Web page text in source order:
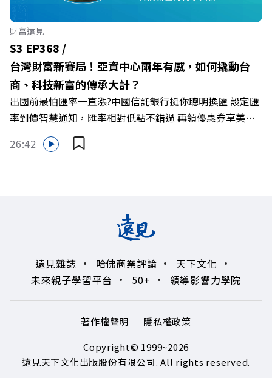
嬰留停、男同仁樂意成家！驚豔業界的「生育代理人制度」
🔺最有人情味的文化橋梁！從社會創新到經典「日本展」的
共好實踐 主持人／遠見雜誌副社長兼遠見智庫總編輯 李建
興 與談人／遠東SOGO百貨董事長 黃晴雯 +++++ 🫧清除腦
袋的盲點，也順手理清生活的雜亂。 點開看質感養成術>>
https://gvmkt.pse.is/9al3px ✨關注《遠見》更多的社群：
LINE：https://reurl.cc/A4ELQp IG：
https://bit.ly/3AjBWNV YT：https://bit.ly/38jNi9k
Powered by Firstory Hosting
財富遠見
S3 EP368 /
台灣財富新賽局！亞資中心兩年有感，如何撬動台
商、科技新富的傳承大計？
出國前最怕匯率一直漲?中國信託銀行挺你聰明換匯 設定匯
率到價智慧通知，匯率相對低點不錯過 再領優惠券享美金
最高減3分等優惠 立即設定： https://fstry.pse.is/9d7lr7
投資外幣如幣別轉換可能產生匯兌損失，應評估涉及自身情
況審慎投資。 完整注意事項詳見網站資訊。 —— 以上為
在政府力推「亞洲資產管理中心」政策、高雄專區成立滿週
年的關鍵時刻，台灣的投信、信託與財富管理業務，正迎來
到遠見資深主編廖君雅，帶你解析這場台灣史上最大規模的
財富版圖重組。 🔺資產管理大躍進！台灣憑什麼挑戰亞太
金融重鎮？ 🔺不只是口號！主動式ETF與被動平衡型ETF如
綁落實百年傳承？ 🔺高雄專區滿一週年！如何打造在地財
富生態系？ 主持人／遠見雜誌總編輯 林讓均 與談人／遠見
雜誌資深主編 廖君雅 +++++ 💰更多專題導覽
26:42
遠見雜誌 哈佛商業評論
天下文化
未來親子學習平台
50+ 領導影響力學院
著作權聲明
隱私權政策
Copyright© 1999~2026
遠見天下文化出版股份有限公司. All rights reserved.